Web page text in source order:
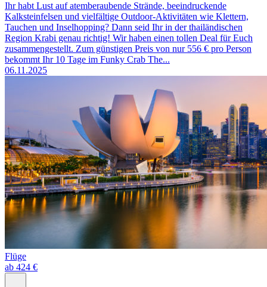
Ihr habt Lust auf atemberaubende Strände, beeindruckende
Kalksteinfelsen und vielfältige Outdoor-Aktivitäten wie Klettern,
Tauchen und Inselhopping? Dann seid Ihr in der thailändischen
Region Krabi genau richtig! Wir haben einen tollen Deal für Euch
zusammengestellt. Zum günstigen Preis von nur 556 € pro Person
bekommt Ihr 10 Tage im Funky Crab The...
06.11.2025
Flüge
ab 424 €